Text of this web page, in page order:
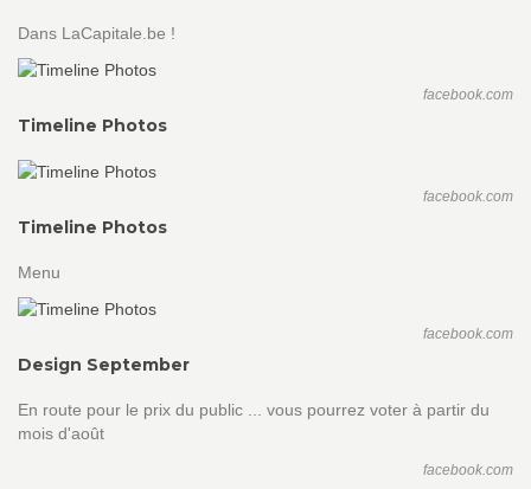
Dans LaCapitale.be !
facebook.com
Timeline Photos
facebook.com
Timeline Photos
Menu
facebook.com
Design September
En route pour le prix du public ... vous pourrez voter à partir du
mois d'août
facebook.com